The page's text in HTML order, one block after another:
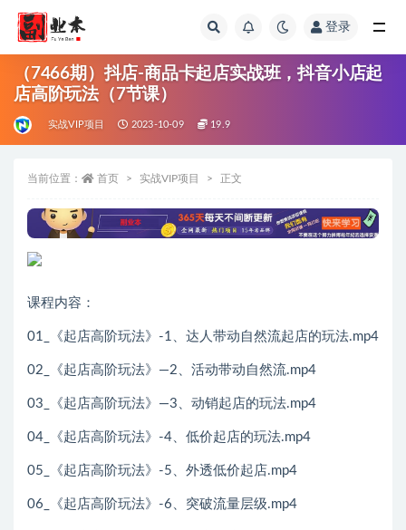
登录
（7466期）抖店-商品卡起店实战班，抖音小店起
店高阶玩法（7节课）
实战VIP项目 2023-10-09 19.9
当前位置： 首页 实战VIP项目 正文
课程内容：
01_《起店高阶玩法》-1、达人带动自然流起店的玩法.mp4
02_《起店高阶玩法》—2、活动带动自然流.mp4
03_《起店高阶玩法》—3、动销起店的玩法.mp4
04_《起店高阶玩法》-4、低价起店的玩法.mp4
05_《起店高阶玩法》-5、外透低价起店.mp4
06_《起店高阶玩法》-6、突破流量层级.mp4